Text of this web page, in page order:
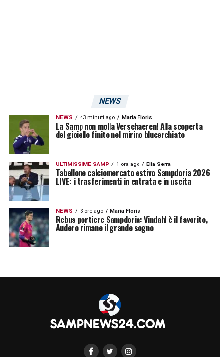
NEWS
NEWS 43 minuti ago Maria Floris
La Samp non molla Verschaeren! Alla scoperta
del gioiello finito nel mirino blucerchiato
ULTIMISSIME SAMP 1 ora ago Elia Serra
Tabellone calciomercato estivo Sampdoria 2026
LIVE: i trasferimenti in entrata e in uscita
NEWS 3 ore ago Maria Floris
Rebus portiere Sampdoria: Vindahl è il favorito,
Audero rimane il grande sogno